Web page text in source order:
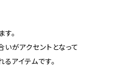
。
がアクセントとなって
アイテムです。